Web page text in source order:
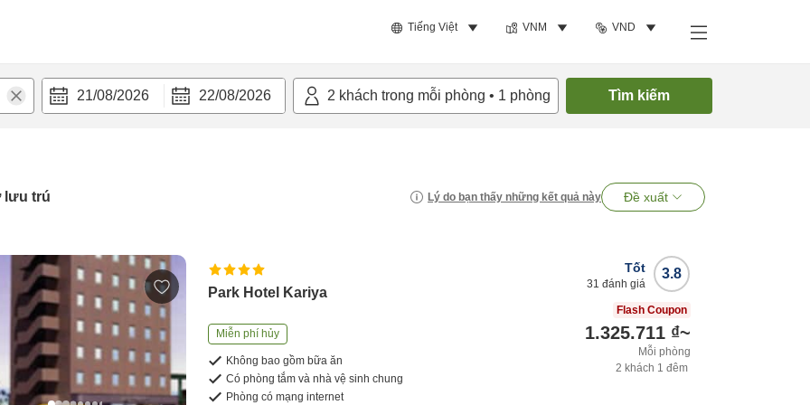
Tiếng Việt VNM VND
21/08/2026 22/08/2026 2 khách trong mỗi phòng • 1 phòng Tìm kiếm
lưu trú Lý do bạn thấy những kết quả này Đề xuất
Park Hotel Kariya
Miễn phí hủy
Không bao gồm bữa ăn
Có phòng tắm và nhà vệ sinh chung
Phòng có mạng internet
3.8
Tốt
31 đánh giá
Flash Coupon
1.325.711 ₫~
Mỗi phòng
2 khách 1 đêm